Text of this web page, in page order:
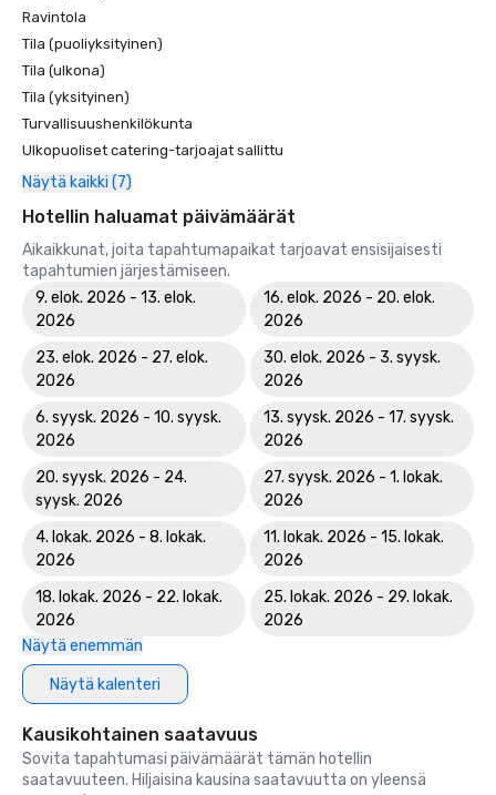
Ravintola
Tila (puoliyksityinen)
Tila (ulkona)
Tila (yksityinen)
Turvallisuushenkilökunta
Ulkopuoliset catering-tarjoajat sallittu
Näytä kaikki (7)
Hotellin haluamat päivämäärät
Aikaikkunat, joita tapahtumapaikat tarjoavat ensisijaisesti
tapahtumien järjestämiseen.
9. elok. 2026 - 13. elok.
2026
16. elok. 2026 - 20. elok.
2026
23. elok. 2026 - 27. elok.
2026
30. elok. 2026 - 3. syysk.
2026
6. syysk. 2026 - 10. syysk.
2026
13. syysk. 2026 - 17. syysk.
2026
20. syysk. 2026 - 24.
syysk. 2026
27. syysk. 2026 - 1. lokak.
2026
4. lokak. 2026 - 8. lokak.
2026
11. lokak. 2026 - 15. lokak.
2026
18. lokak. 2026 - 22. lokak.
2026
25. lokak. 2026 - 29. lokak.
2026
Näytä enemmän
Näytä kalenteri
Kausikohtainen saatavuus
Sovita tapahtumasi päivämäärät tämän hotellin
saatavuuteen. Hiljaisina kausina saatavuutta on yleensä